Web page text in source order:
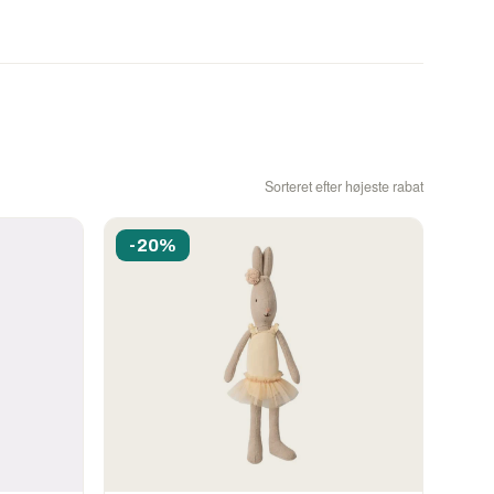
Sorteret efter højeste rabat
-20%